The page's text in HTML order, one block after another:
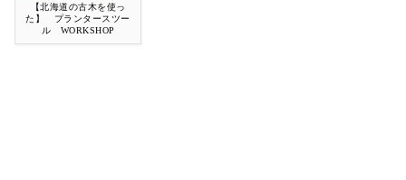
【北海道の古木を使っ
た】 プランタースツー
ル WORKSHOP